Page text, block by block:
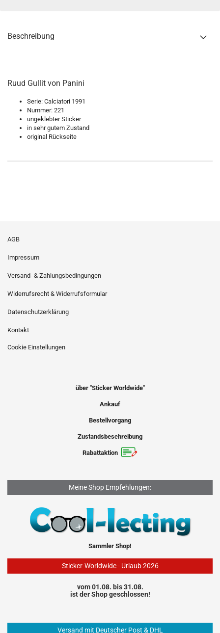
Beschreibung
Ruud Gullit von Panini
Serie: Calciatori 1991
Nummer: 221
ungeklebter Sticker
in sehr gutem Zustand
original Rückseite
AGB
Impressum
Versand- & Zahlungsbedingungen
Widerrufsrecht & Widerrufsformular
Datenschutzerklärung
Kontakt
Cookie Einstellungen
über "Sticker Worldwide"
Ankauf
Bestellvorgang
Zustandsbeschreibung
Rabattaktion
Meine Shop Empfehlungen:
Sammler Shop!
Sticker-Worldwide - Urlaub 2026
vom 01.08. bis 31.08.
ist der Shop geschlossen!
Versand mit Deutscher Post & DHL